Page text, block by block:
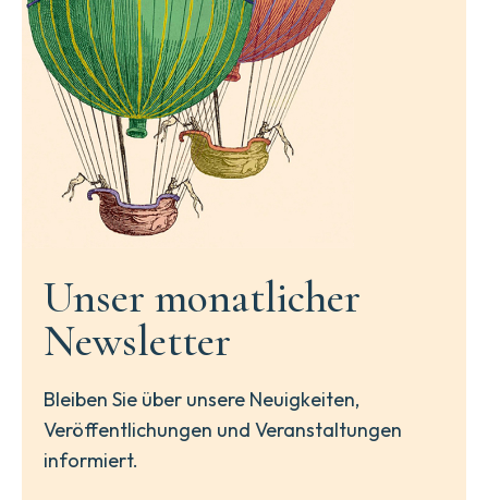
Unser monatlicher
Newsletter
Bleiben Sie über unsere Neuigkeiten,
Veröffentlichungen und Veranstaltungen
informiert.